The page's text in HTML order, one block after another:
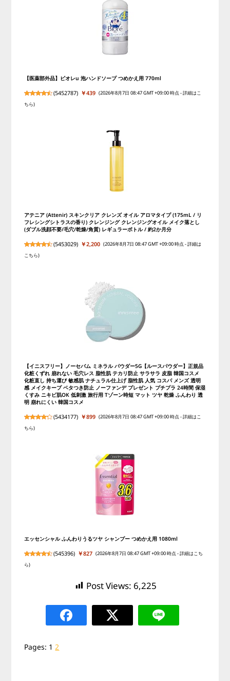
【医薬部外品】ビオレu 泡ハンドソープ つめかえ用 770ml
(5452787) ￥439 (2026年8月7日 08:47 GMT +09:00 時点 -詳細はこ
ちら)
アテニア (Attenir) スキンクリア クレンズ オイル アロマタイプ (175mL / リ
フレシングシトラスの香り) クレンジング クレンジングオイル メイク落とし
(ダブル洗顔不要/毛穴/乾燥/角質) レギュラーボトル / 約2か月分
(5453029) ￥2,200 (2026年8月7日 08:47 GMT +09:00 時点 -詳細は
こちら)
【イニスフリー】ノーセバム ミネラル パウダー5G【ルースパウダー】正規品
化粧くずれ 崩れない 毛穴レス 脂性肌 テカリ防止 サラサラ 皮脂 韓国コスメ
化粧直し 持ち運び 敏感肌 ナチュラル仕上げ 脂性肌 人気 コスパ メンズ 透明
感 メイクキープ ベタつき防止 ノーファンデ プレゼント プチプラ 24時間 保湿
くすみ ニキビ肌OK 低刺激 旅行用 Tゾーン時短 マット ツヤ 乾燥 ふんわり 透
明 崩れにくい 韓国コスメ
(5434177) ￥899 (2026年8月7日 08:47 GMT +09:00 時点 -詳細はこ
ちら)
エッセンシャル ふんわりうるツヤ シャンプー つめかえ用 1080ml
(545396) ￥827 (2026年8月7日 08:47 GMT +09:00 時点 -詳細はこち
ら)
Post Views: 6,225
Pages: 1 2